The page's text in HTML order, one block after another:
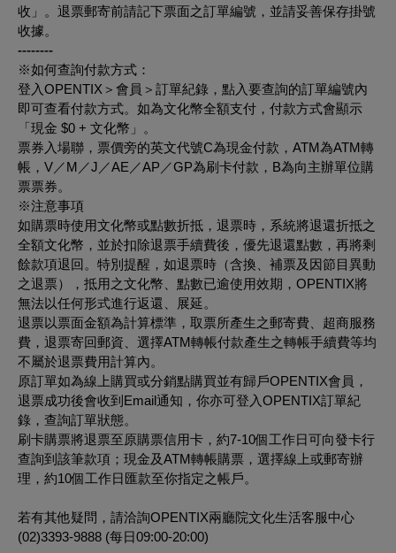
收」。退票郵寄前請記下票面之訂單編號，並請妥善保存掛號
收據。
--------
※如何查詢付款方式：
登入OPENTIX＞會員＞訂單紀錄，點入要查詢的訂單編號內
即可查看付款方式。如為文化幣全額支付，付款方式會顯示
「現金 $0 + 文化幣」。
票券入場聯，票價旁的英文代號C為現金付款，ATM為ATM轉
帳，V／M／J／AE／AP／GP為刷卡付款，B為向主辦單位購
票票券。
※注意事項
如購票時使用文化幣或點數折抵，退票時，系統將退還折抵之
全額文化幣，並於扣除退票手續費後，優先退還點數，再將剩
餘款項退回。特別提醒，如退票時（含換、補票及因節目異動
之退票），抵用之文化幣、點數已逾使用效期，OPENTIX將
無法以任何形式進行返還、展延。
退票以票面金額為計算標準，取票所產生之郵寄費、超商服務
費，退票寄回郵資、選擇ATM轉帳付款產生之轉帳手續費等均
不屬於退票費用計算內。
原訂單如為線上購買或分銷點購買並有歸戶OPENTIX會員，
退票成功後會收到Email通知，你亦可登入OPENTIX訂單紀
錄，查詢訂單狀態。
刷卡購票將退票至原購票信用卡，約7-10個工作日可向發卡行
查詢到該筆款項；現金及ATM轉帳購票，選擇線上或郵寄辦
理，約10個工作日匯款至你指定之帳戶。
若有其他疑問，請洽詢OPENTIX兩廳院文化生活客服中心
(02)3393-9888 (每日09:00-20:00)